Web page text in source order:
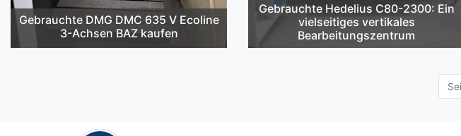
Gebrauchte DMG DMC 635 V Ecoline
3-Achsen BAZ kaufen
Gebrauchte Hedelius C80-2300: Ein
vielseitiges vertikales
Bearbeitungszentrum